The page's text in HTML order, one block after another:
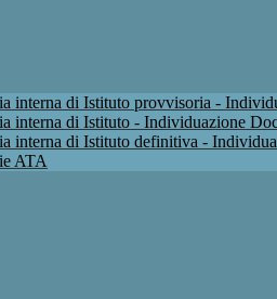
interna di Istituto provvisoria -
interna di Istituto - Individuazione
interna di Istituto definitiva -
ATA